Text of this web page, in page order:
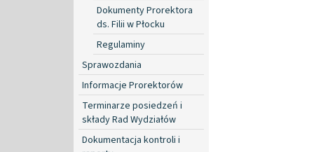
Dokumenty Prorektora
ds. Filii w Płocku
Regulaminy
Sprawozdania
Informacje Prorektorów
Terminarze posiedzeń i
składy Rad Wydziałów
Dokumentacja kontroli i